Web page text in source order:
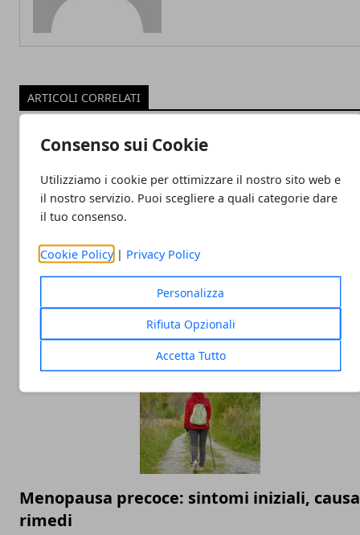
Consenso sui Cookie
Utilizziamo i cookie per ottimizzare il nostro sito web e
il nostro servizio. Puoi scegliere a quali categorie dare
il tuo consenso.
Cookie Policy| Privacy Policy
Personalizza
Rifiuta Opzionali
Accetta Tutto
ARTICOLI CORRELATI
Mal di testa o emicrania? Quali sono le
Menopausa precoce: sintomi iniziali,
rimedi